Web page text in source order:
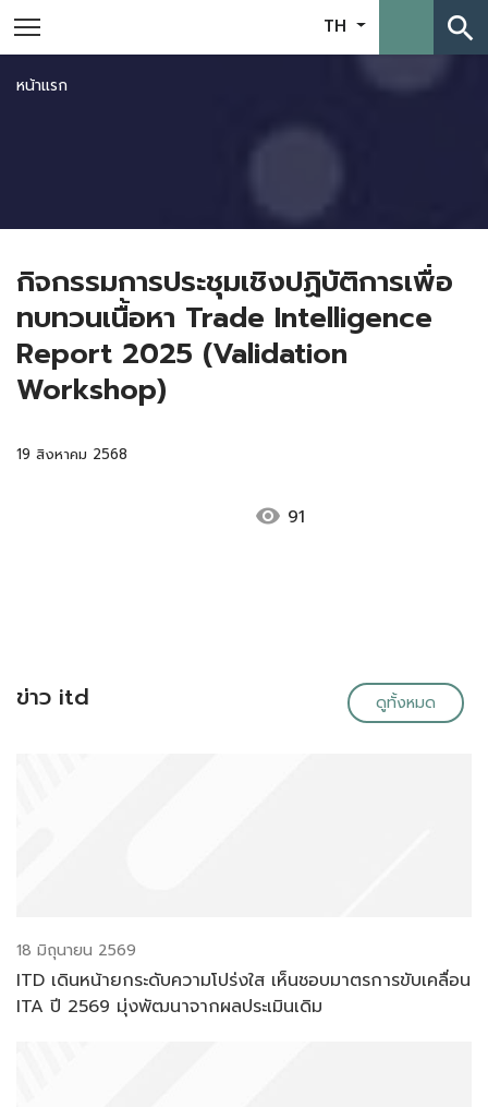
TH search
หน้าแรก
กิจกรรมการประชุมเชิงปฏิบัติการเพื่อ
ทบทวนเนื้อหา Trade Intelligence
Report 2025 (Validation
Workshop)
19 สิงหาคม 2568
visibility 91
ข่าว itd ดูทั้งหมด
18 มิถุนายน 2569
ITD เดินหน้ายกระดับความโปร่งใส เห็นชอบมาตรการขับเคลื่อน
ITA ปี 2569 มุ่งพัฒนาจากผลประเมินเดิม